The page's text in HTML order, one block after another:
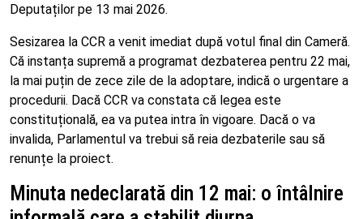
Deputaților pe 13 mai 2026.
Sesizarea la CCR a venit imediat după votul final din Cameră.
Că instanța supremă a programat dezbaterea pentru 22 mai,
la mai puțin de zece zile de la adoptare, indică o urgentare a
procedurii. Dacă CCR va constata că legea este
constituțională, ea va putea intra în vigoare. Dacă o va
invalida, Parlamentul va trebui să reia dezbaterile sau să
renunțe la proiect.
Minuta nedeclarată din 12 mai: o întâlnire